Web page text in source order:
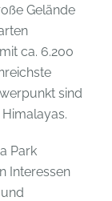
Gelände
ca. 6.200
sind
Park
Interessen